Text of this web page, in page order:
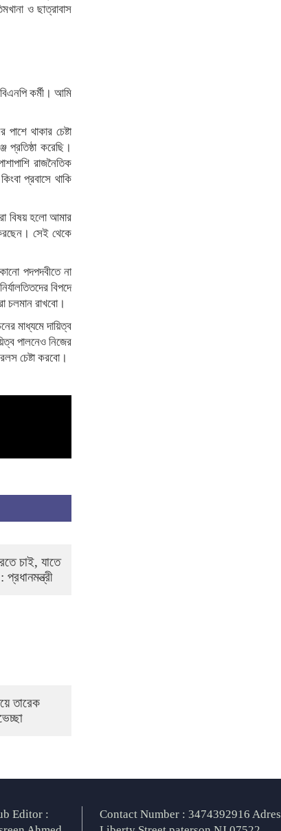
ও ছাত্রাবাস
কর্মী। আমি
থাকার চেষ্টা
প্রতিষ্ঠা করেছি।
রাজনৈতিক
প্রবাসে থাকি
বিষয় হলো আমার
করছেন। সেই থেকে
পদপদবীতে না
বিপদে
চলমান রাখবো।
মাধ্যমে দায়িত্ব
পালনেও নিজের
চেষ্টা করবো।
চাই, যাতে
তারেক
Editor :
Contact Number : 3474392916